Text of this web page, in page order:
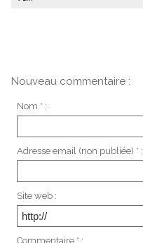
Nouveau commentaire :
Nom * :
Adresse email (non publiée) * :
Site web :
Commentaire * :